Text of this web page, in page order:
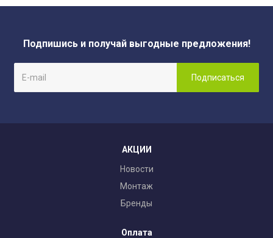
Подпишись и получай выгодные предложения!
АКЦИИ
Новости
Монтаж
Бренды
Оплата